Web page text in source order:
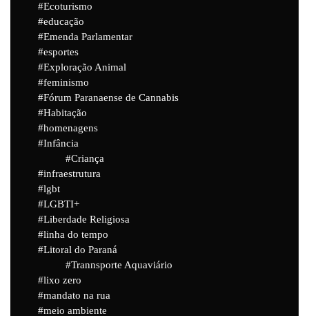
Ecoturismo
educação
Emenda Parlamentar
esportes
Exploração Animal
feminismo
Fórum Paranaense de Cannabis
Habitação
homenagens
Infância
Criança
infraestrutura
lgbt
LGBTI+
Liberdade Religiosa
linha do tempo
Litoral do Paraná
Trannsporte Aquaviário
lixo zero
mandato na rua
meio ambiente